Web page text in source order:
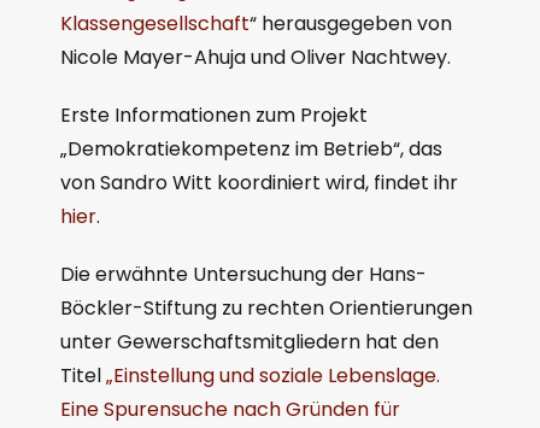
Klassengesellschaft“ herausgegeben von
Nicole Mayer-Ahuja und Oliver Nachtwey.
Erste Informationen zum Projekt
„Demokratiekompetenz im Betrieb“, das
von Sandro Witt koordiniert wird, findet ihr
hier.
Die erwähnte Untersuchung der Hans-
Böckler-Stiftung zu rechten Orientierungen
unter Gewerschaftsmitgliedern hat den
Titel„Einstellung und soziale Lebenslage.
Eine Spurensuche nach Gründen für